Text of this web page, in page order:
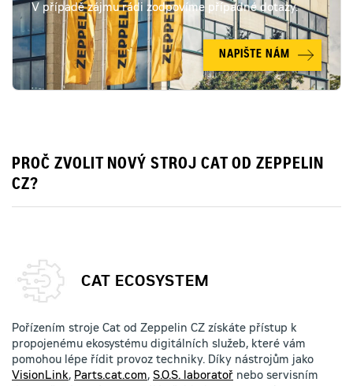
V případě zájmu rádi zodpovíme případné dotazy.
NAPIŠTE NÁM
PROČ ZVOLIT NOVÝ STROJ CAT OD ZEPPELIN
CZ?
CAT ECOSYSTEM
Pořízením stroje Cat od Zeppelin CZ získáte přístup k
propojenému ekosystému digitálních služeb, které vám
pomohou lépe řídit provoz techniky. Díky nástrojům jako
VisionLink, Parts.cat.com, S.O.S. laboratoř nebo servisním